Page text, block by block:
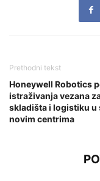
Prethodni tekst
Honeywell Robotics
istraživanja vezana
skladišta i logistiku u
novim centrima